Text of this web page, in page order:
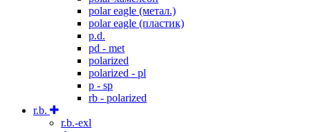
polar eagle (метал.)
polar eagle (пластик)
p.d.
pd - met
polarized
polarized - pl
p - sp
rb - polarized
r.b.
r.b.-exl